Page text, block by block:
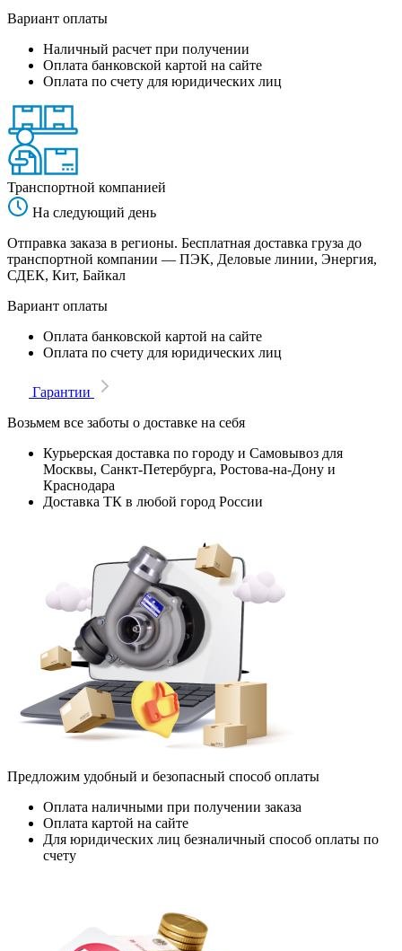
Вариант оплаты
Наличный расчет при получении
Оплата банковской картой на сайте
Оплата по счету для юридических лиц
Транспортной компанией
На следующий день
Отправка заказа в регионы. Бесплатная доставка груза до
транспортной компании — ПЭК, Деловые линии, Энергия,
СДЕК, Кит, Байкал
Вариант оплаты
Оплата банковской картой на сайте
Оплата по счету для юридических лиц
Гарантии
Возьмем все заботы о доставке на себя
Курьерская доставка по городу и Самовывоз для
Москвы, Санкт-Петербурга, Ростова-на-Дону и
Краснодара
Доставка ТК в любой город России
Предложим удобный и безопасный способ оплаты
Оплата наличными при получении заказа
Оплата картой на сайте
Для юридических лиц безналичный способ оплаты по
счету